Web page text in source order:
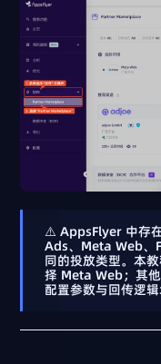
⚠️ AppsFlyer 中存
Ads、 Meta Web、
同的投放类型。本
择 Meta Web；其
配置参数与回传逻辑